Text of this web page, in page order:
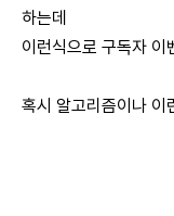
하는데
이런식으로 구독자 이
혹시 알고리즘이나 이